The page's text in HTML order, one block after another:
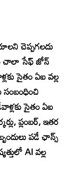
చెప్పగలదు
చాలా సేఫ్ జోన్
సైతం ఏఐ వల్ల
సంబంధించి
సైతం ఏఐ
ప్లంబర్, ఇతర
పడే ఛాన్స్
AI వల్ల